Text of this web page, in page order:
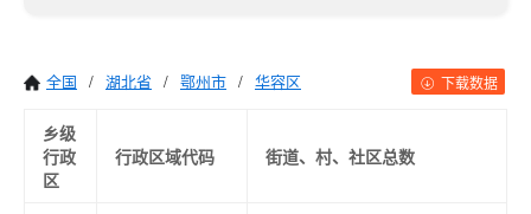
全国 / 湖北省 / 鄂州市 / 华容区 下载数据
乡级
行政
区
行政区域代码 街道、村、社区总数